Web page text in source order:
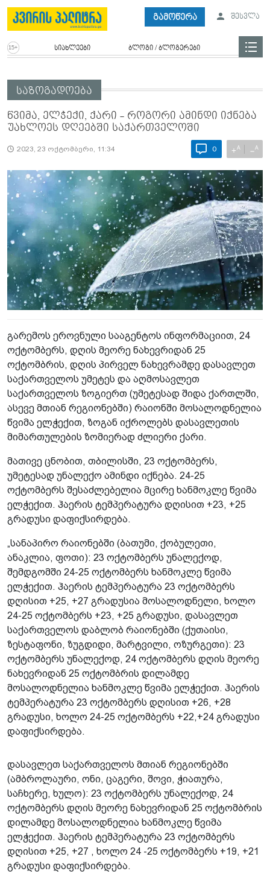
გამოწერა შესვლა
სიახლეები ბლოგი / ბლოგერები
საზოგადოება
წვიმა, ელჭექი, ქარი - როგორი ამინდი იქნება
უახლოეს დღეებში საქართველოში
2023, 23 ოქტომბერი, 11:34 0 +A −A
გარემოს ეროვნული სააგენტოს ინფორმაციით, 24
ოქტომბერს, დღის მეორე ნახევრიდან 25
ოქტომბრის, დღის პირველ ნახევრამდე დასავლეთ
საქართველოს უმეტეს და აღმოსავლეთ
საქართველოს ზოგიერთ (უმეტესად შიდა ქართლში,
ასევე მთიან რეგიონებში) რაიონში მოსალოდნელია
წვიმა ელჭექით, ზოგან იქროლებს დასავლეთის
მიმართულების ზომიერად ძლიერი ქარი.
მათივე ცნობით, თბილისში, 23 ოქტომბერს,
უმეტესად უნალექო ამინდი იქნება. 24-25
ოქტომბერს შესაძლებელია მცირე ხანმოკლე წვიმა
ელჭექით. ჰაერის ტემპერატურა დღისით +23, +25
გრადუსი დაფიქსირდება.
„სანაპირო რაიონებში (ბათუმი, ქობულეთი,
ანაკლია, ფოთი): 23 ოქტომბერს უნალექოდ,
შემდგომში 24-25 ოქტომბერს ხანმოკლე წვიმა
ელჭექით. ჰაერის ტემპერატურა 23 ოქტომბერს
დღისით +25, +27 გრადუსია მოსალოდნელი, ხოლო
24-25 ოქტომბერს +23, +25 გრადუსი, დასავლეთ
საქართველოს დაბლობ რაიონებში (ქუთაისი,
ზესტაფონი, ზუგდიდი, მარტვილი, ოზურგეთი): 23
ოქტომბერს უნალექოდ, 24 ოქტომბერს დღის მეორე
ნახევრიდან 25 ოქტომბრის დილამდე
მოსალოდნელია ხანმოკლე წვიმა ელჭექით. ჰაერის
ტემპერატურა 23 ოქტომბერს დღისით +26, +28
გრადუსი, ხოლო 24-25 ოქტომბერს +22,+24 გრადუსი
დაფიქსირდება.
დასავლეთ საქართველოს მთიან რეგიონებში
(ამბროლაური, ონი, ცაგერი, შოვი, ჭიათურა,
საჩხერე, ხულო): 23 ოქტომბერს უნალექოდ, 24
ოქტომბერს დღის მეორე ნახევრიდან 25 ოქტომბრის
დილამდე მოსალოდნელია ხანმოკლე წვიმა
ელჭექით. ჰაერის ტემპერატურა 23 ოქტომბერს
დღისით +25, +27 , ხოლო 24 -25 ოქტომბერს +19, +21
გრადუსი დაფიქსირდება.